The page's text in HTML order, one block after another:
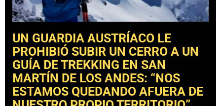
UN GUARDIA AUSTRÍACO LE
PROHIBIÓ SUBIR UN CERRO A UN
GUÍA DE TREKKING EN SAN
MARTÍN DE LOS ANDES: “NOS
ESTAMOS QUEDANDO AFUERA DE